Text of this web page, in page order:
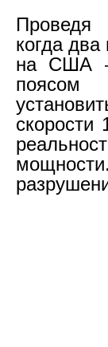
Проведя
когда
на США
поясом